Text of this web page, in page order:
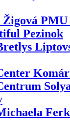
PMU
Pezinok